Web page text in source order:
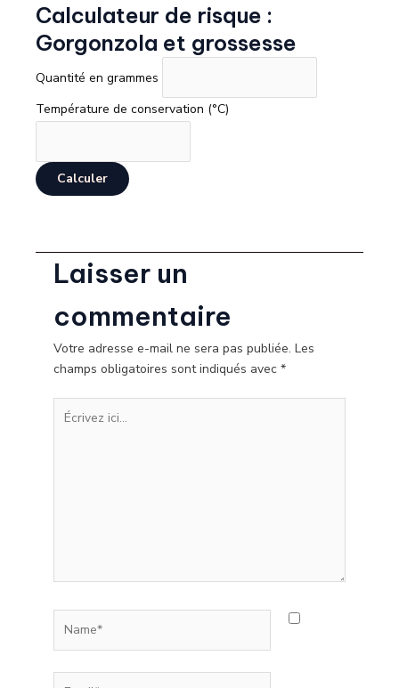
Calculateur de risque :
Gorgonzola et grossesse
Quantité en grammes
Température de conservation (°C)
Calculer
Laisser un
commentaire
Votre adresse e-mail ne sera pas publiée. Les
champs obligatoires sont indiqués avec *
Écrivez
ici…